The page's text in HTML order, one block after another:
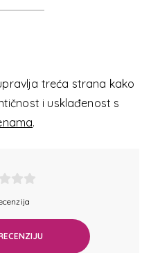
treća strana kako
i usklađenost s
.